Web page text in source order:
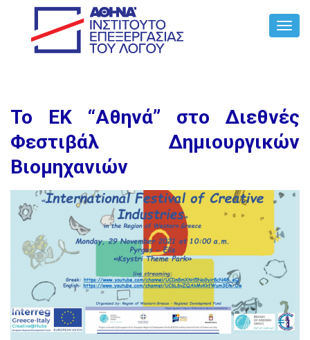
Το ΕΚ “Αθηνά” στο Διεθνές
Φεστιβάλ Δημιουργικών
Βιομηχανιών